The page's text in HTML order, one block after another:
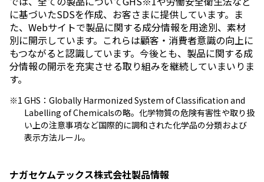
に基づいたSDSを作成、お客さまに提供しています。ま
た、Webサイトで製品に関する成分情報を用途別、素材
別に開示しています。これらは顧客・消費者意識の向上に
もつながると認識しています。今後とも、製品に関する成
分情報の開示を充実させる取り組みを継続していまいりま
す。
※1 GHS：Globally Harmonized System of Classification and
Labelling of Chemicalsの略。化学物質の危険有害性や取り扱
い上の注意事項など国際的に調和された化学品の分類および
表⽰⽅法ルール。
ナガセケムテックス株式会社製品情報